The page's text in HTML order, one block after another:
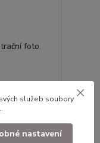
služeb soubory
nastavení